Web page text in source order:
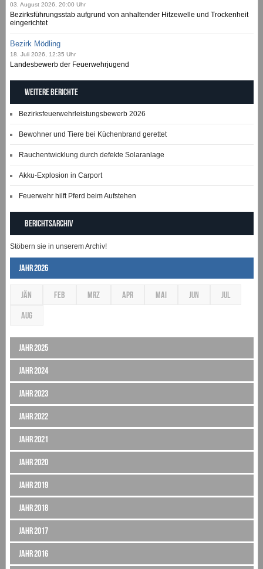
03. August 2026, 20:00 Uhr
Bezirksführungsstab aufgrund von anhaltender Hitzewelle und Trockenheit
eingerichtet
Bezirk Mödling
18. Juli 2026, 12:35 Uhr
Landesbewerb der Feuerwehrjugend
Weitere Berichte
Bezirksfeuerwehrleistungsbewerb 2026
Bewohner und Tiere bei Küchenbrand gerettet
Rauchentwicklung durch defekte Solaranlage
Akku-Explosion in Carport
Feuerwehr hilft Pferd beim Aufstehen
Berichtsarchiv
Stöbern sie in unserem Archiv!
Jahr 2026
JÄN FEB MRZ APR MAI JUN JUL
AUG
Jahr 2025
Jahr 2024
Jahr 2023
Jahr 2022
Jahr 2021
Jahr 2020
Jahr 2019
Jahr 2018
Jahr 2017
Jahr 2016